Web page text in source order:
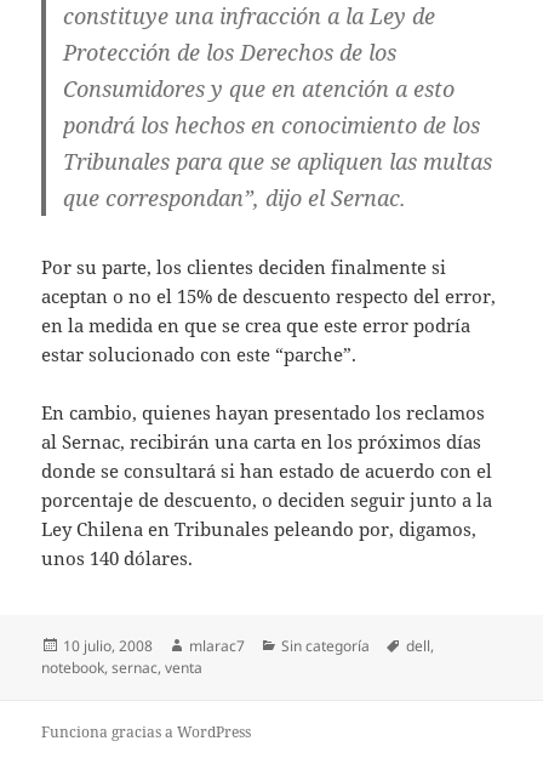
constituye una infracción a la Ley de
Protección de los Derechos de los
Consumidores y que en atención a esto
pondrá los hechos en conocimiento de los
Tribunales para que se apliquen las multas
que correspondan”, dijo el Sernac.
Por su parte, los clientes deciden finalmente si
aceptan o no el 15% de descuento respecto del error,
en la medida en que se crea que este error podría
estar solucionado con este “parche”.
En cambio, quienes hayan presentado los reclamos
al Sernac, recibirán una carta en los próximos días
donde se consultará si han estado de acuerdo con el
porcentaje de descuento, o deciden seguir junto a la
Ley Chilena en Tribunales peleando por, digamos,
unos 140 dólares.
Publicado
el
10 julio, 2008 Autor
mlarac7 Categorías
Sin categoría Etiquetas
dell,
notebook,sernac,venta
Funciona gracias a WordPress